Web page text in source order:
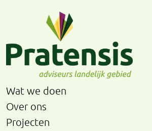
Wat we doen
Over ons
Projecten